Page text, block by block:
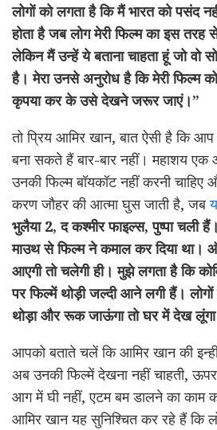
लोगों को लगता है कि मैं भारत को पसंद
होता है जब लोग मेरी फिल्म का इस तरह
लेकिन मैं उन्हें ये बताना चाहता हूं जो वो
है। मेरा उनसे अनुरोध है कि मेरी फिल्म
कृपया कर के उसे देखने जरूर जाएं।”
तो प्रिय आमिर खान, बात ऐसी है कि
बना सकते हैं बार-बार नहीं। महाशय
उनकी फिल्म बॉयकॉट नहीं करनी चाहिए
करण जौहर की आत्मा घुस जाती है, जब
भुलैया 2, द कश्मीर फाइल्स, पुष्पा चली
माउथ से फिल्म ने कमाल कर दिया था।
आएगी तो चलेगी ही। मुझे लगता है कि
पर फिल्में थोड़ी जल्दी आने लगी हैं।
थोड़ा और रूक जाऊंगा तो घर में देख
आपको बताते चलें कि आमिर खान की
अब उनकी फिल्में देखना नहीं चाहती,
आग में घी नहीं, एटम बम डालने का काम
आमिर खान यह सुनिश्चित कर रहे हैं कि